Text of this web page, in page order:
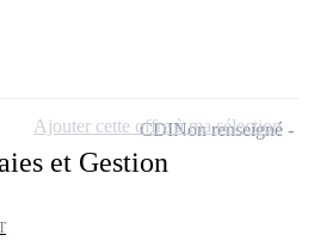
et Gestion
CDINon renseigné
Ajouter cette offre à ma sélection